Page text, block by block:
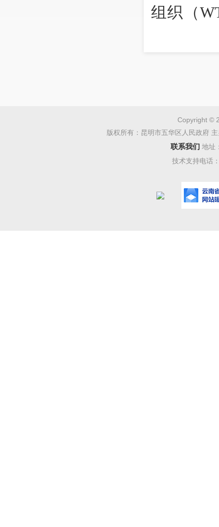
组织（
贸易总
国贸易
究院国
Copyright ©
版权所有：昆明市五华区人民政府
联系我们 地址
技术支持电话